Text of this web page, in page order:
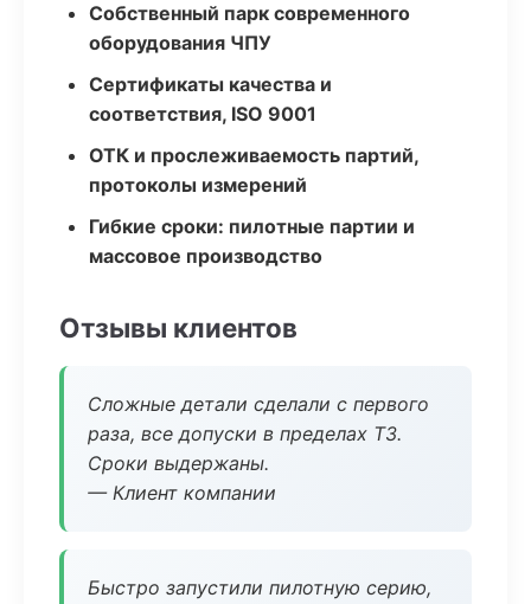
Собственный парк современного
оборудования ЧПУ
Сертификаты качества и
соответствия, ISO 9001
ОТК и прослеживаемость партий,
протоколы измерений
Гибкие сроки: пилотные партии и
массовое производство
Отзывы клиентов
Сложные детали сделали с первого
раза, все допуски в пределах ТЗ.
Сроки выдержаны.
— Клиент компании
Быстро запустили пилотную серию,